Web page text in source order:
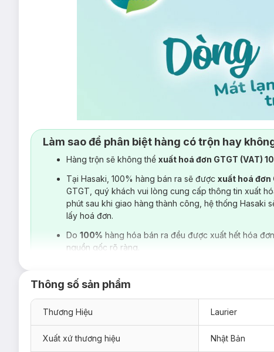
Làm sao để phân biệt hàng có trộn hay
Hàng trộn sẽ không thể xuất hoá đơn GTGT (VAT)
Tại Hasaki, 100% hàng bán ra sẽ được xuất hoá đơn
GTGT, quý khách vui lòng cung cấp thông tin xuất
phút sau khi giao hàng thành công, hệ thống Hasaki
lấy hoá đơn.
Do 100% hàng hóa bán ra đều được xuất hết hóa
nguồn gốc rõ ràng.
Thông số sản phẩm
Thương Hiệu Laurier
Xuất xứ thương hiệu Nhật Bản